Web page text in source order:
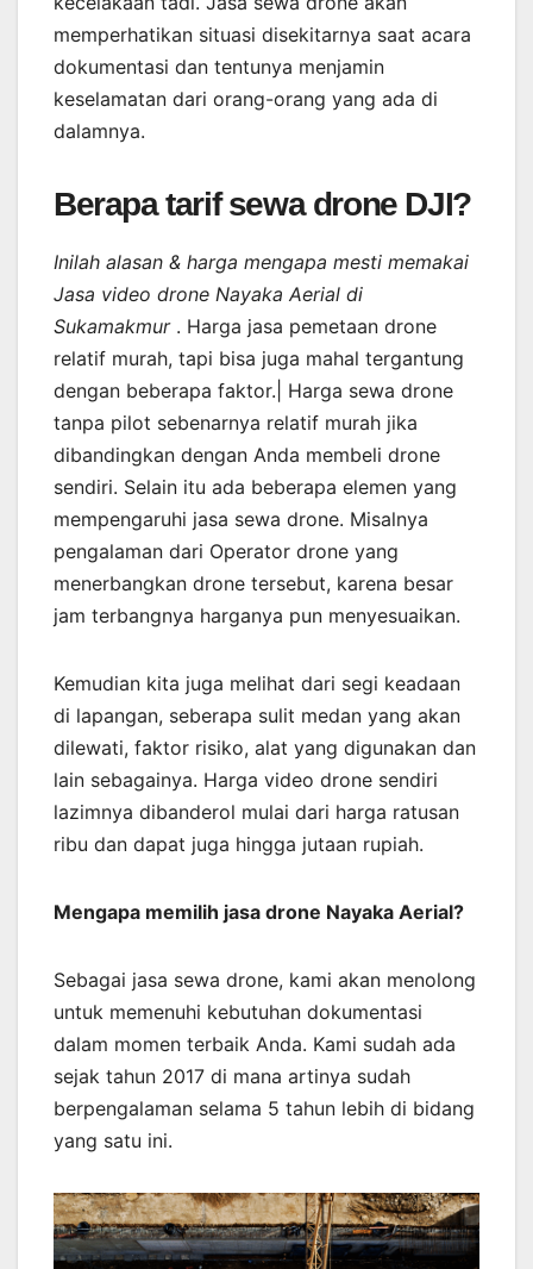
memperhatikan situasi disekitarnya saat acara
dokumentasi dan tentunya menjamin
keselamatan dari orang-orang yang ada di
dalamnya.
Berapa tarif sewa drone DJI?
Inilah alasan & harga mengapa mesti memakai
Jasa video drone Nayaka Aerial di
Sukamakmur . Harga jasa pemetaan drone
relatif murah, tapi bisa juga mahal tergantung
dengan beberapa faktor.| Harga sewa drone
tanpa pilot sebenarnya relatif murah jika
dibandingkan dengan Anda membeli drone
sendiri. Selain itu ada beberapa elemen yang
mempengaruhi jasa sewa drone. Misalnya
pengalaman dari Operator drone yang
menerbangkan drone tersebut, karena besar
jam terbangnya harganya pun menyesuaikan.
Kemudian kita juga melihat dari segi keadaan
di lapangan, seberapa sulit medan yang akan
dilewati, faktor risiko, alat yang digunakan dan
lain sebagainya. Harga video drone sendiri
lazimnya dibanderol mulai dari harga ratusan
ribu dan dapat juga hingga jutaan rupiah.
Mengapa memilih jasa drone Nayaka Aerial?
Sebagai jasa sewa drone, kami akan menolong
untuk memenuhi kebutuhan dokumentasi
dalam momen terbaik Anda. Kami sudah ada
sejak tahun 2017 di mana artinya sudah
berpengalaman selama 5 tahun lebih di bidang
yang satu ini.